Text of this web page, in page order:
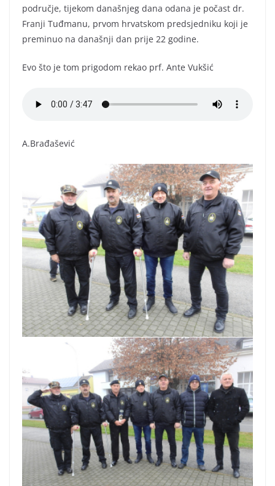
područje, tijekom današnjeg dana odana je počast dr.
Franji Tuđmanu, prvom hrvatskom predsjedniku koji je
preminuo na današnji dan prije 22 godine.
Evo što je tom prigodom rekao prf. Ante Vukšić
A.Brađašević